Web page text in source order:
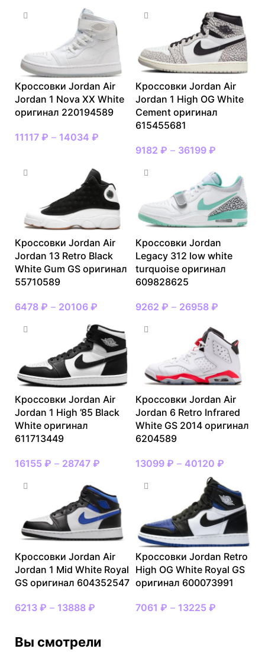
Кроссовки Jordan Air
Jordan 1 Nova XX White
оригинал 220194589
11117 ₽ – 14034 ₽
Кроссовки Jordan Air
Jordan 1 High OG White
Cement оригинал
615455681
9182 ₽ – 36199 ₽
Кроссовки Jordan Air
Jordan 13 Retro Black
White Gum GS оригинал
55710589
6478 ₽ – 20106 ₽
Кроссовки Jordan
Legacy 312 low white
turquoise оригинал
609828625
9262 ₽ – 26958 ₽
Кроссовки Jordan Air
Jordan 1 High ’85 Black
White оригинал
611713449
16155 ₽ – 28747 ₽
Кроссовки Jordan Air
Jordan 6 Retro Infrared
White GS 2014 оригинал
6204589
13099 ₽ – 40120 ₽
Кроссовки Jordan Air
Jordan 1 Mid White Royal
GS оригинал 604352547
6213 ₽ – 13888 ₽
Кроссовки Jordan Retro
High OG White Royal GS
оригинал 600073991
7061 ₽ – 13225 ₽
Вы смотрели